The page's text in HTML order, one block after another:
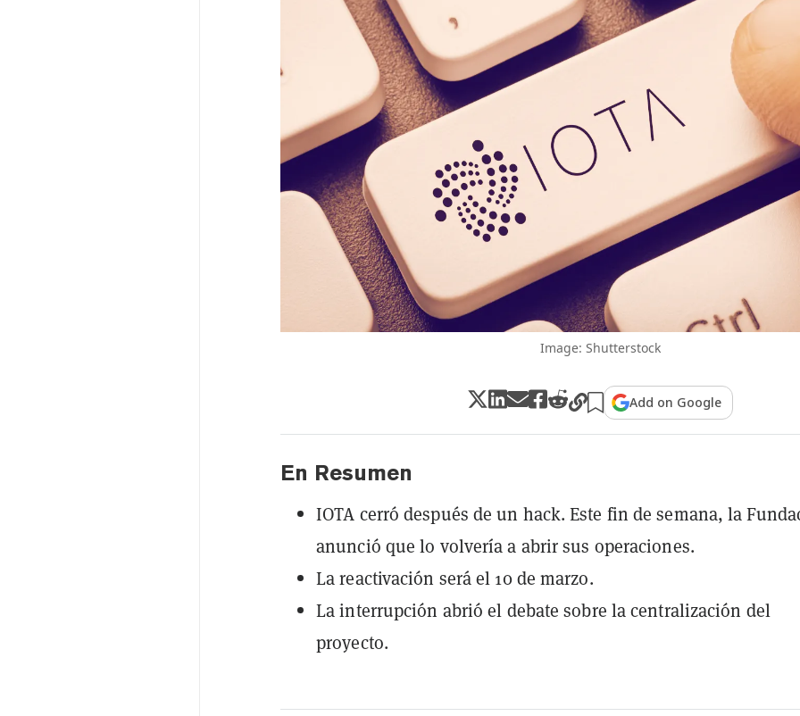
Image: Shutterstock
Add on Google
En Resumen
IOTA cerró después de un hack. Este fin de semana, la
anunció que lo volvería a abrir sus operaciones.
La reactivación será el 10 de marzo.
La interrupción abrió el debate sobre la centralización del
proyecto.